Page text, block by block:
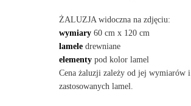
ŻALUZJA widoczna na zdjęciu:
wymiary60 cm x 120 cm
lameledrewniane
elementypod kolor lamel
Cena żaluzji zależy od jej wymiarów i
zastosowanych lamel.